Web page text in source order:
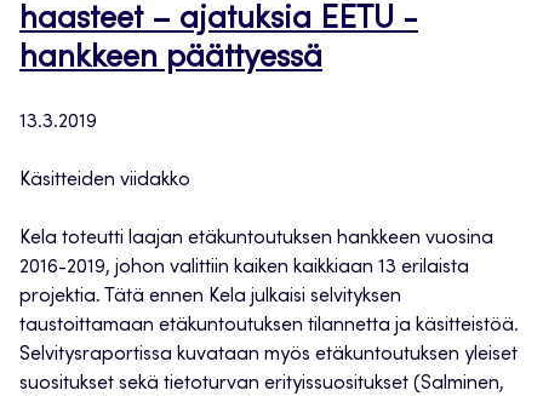
haasteet – ajatuksia EETU -
hankkeen päättyessä
13.3.2019
Käsitteiden viidakko
Kela toteutti laajan etäkuntoutuksen hankkeen vuosina
2016-2019, johon valittiin kaiken kaikkiaan 13 erilaista
projektia. Tätä ennen Kela julkaisi selvityksen
taustoittamaan etäkuntoutuksen tilannetta ja käsitteistöä.
Selvitysraportissa kuvataan myös etäkuntoutuksen yleiset
suositukset sekä tietoturvan erityissuositukset (Salminen,